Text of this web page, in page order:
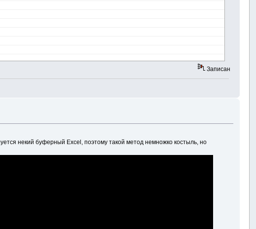
Записан
некий буферный Excel, поэтому такой метод немножко костыль, но